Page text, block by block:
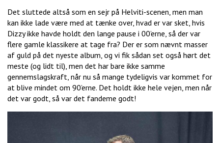
Det sluttede altså som en sejr på Helviti-scenen, men man
kan ikke lade være med at tænke over, hvad er var sket, hvis
Dizzy ikke havde holdt den lange pause i 00’erne, så der var
flere gamle klassikere at tage fra? Der er som nævnt masser
af guld på det nyeste album, og vi fik sådan set også hørt det
meste (og lidt til), men det har bare ikke samme
gennemslagskraft, når nu så mange tydeligvis var kommet for
at blive mindet om 90’erne. Det holdt ikke hele vejen, men når
det var godt, så var det fandeme godt!